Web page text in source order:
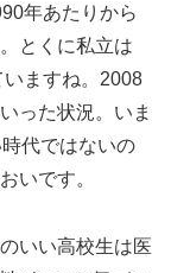
年あたりから
とくに私立は
ますね。2008
った状況。いま
代ではないの
いです。
いい高校生は医